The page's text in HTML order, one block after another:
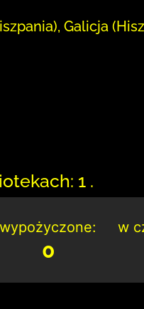
Galicja
1 .
wypożyczone:
0
w